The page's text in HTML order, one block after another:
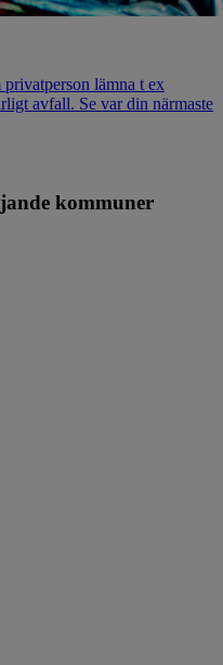
lämna t ex
avfall. Se var din närmaste
kommuner